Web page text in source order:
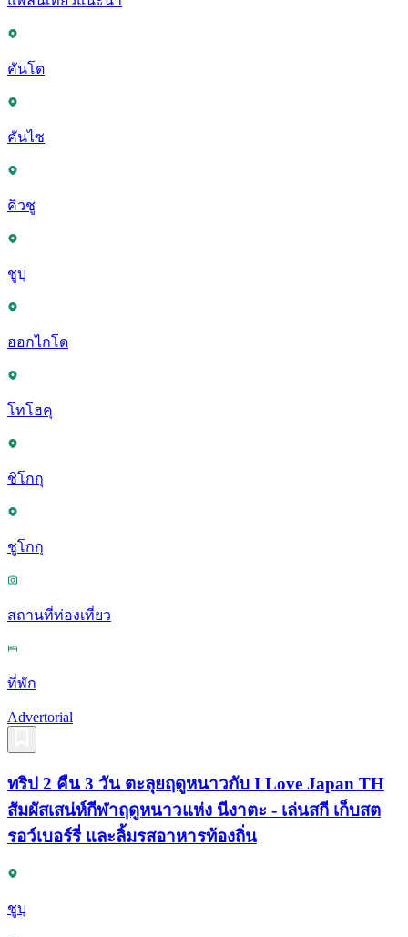
คันโต
คันไซ
คิวชู
ชูบุ
ฮอกไกโด
โทโฮคุ
ชิโกกุ
ชูโกกุ
สถานที่ท่องเที่ยว
ที่พัก
Advertorial
ทริป 2 คืน 3 วัน ตะลุยฤดูหนาวกับ I Love Japan TH
สัมผัสเสน่ห์กีฬาฤดูหนาวแห่ง นีงาตะ - เล่นสกี เก็บสต
รอว์เบอร์รี่ และลิ้มรสอาหารท้องถิ่น
ชูบุ